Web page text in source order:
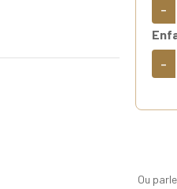
-
-
Ou